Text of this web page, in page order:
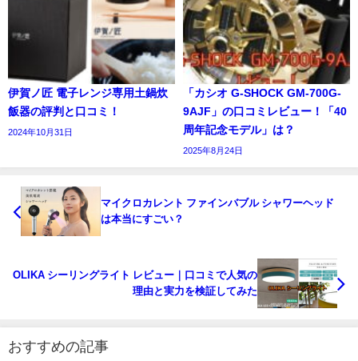
伊賀ノ匠 電子レンジ専用土鍋炊
飯器の評判と口コミ！
2024年10月31日
「カシオ G-SHOCK GM-700G-
9AJF」の口コミレビュー！「40
周年記念モデル」は？
2025年8月24日
マイクロカレント ファインバブル シャワーヘッド
は本当にすごい？
OLIKA シーリングライト レビュー｜口コミで人気の
理由と実力を検証してみた
おすすめの記事